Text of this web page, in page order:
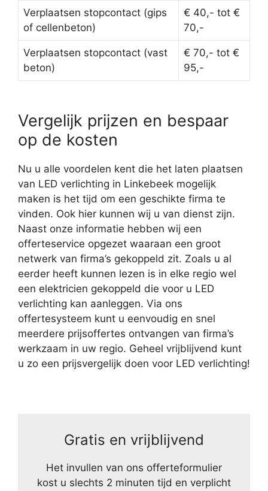
Verplaatsen stopcontact (gips
of cellenbeton)
€ 40,- tot €
70,-
Verplaatsen stopcontact (vast
beton)
€ 70,- tot €
95,-
Vergelijk prijzen en bespaar
op de kosten
Nu u alle voordelen kent die het laten plaatsen
van LED verlichting in Linkebeek mogelijk
maken is het tijd om een geschikte firma te
vinden. Ook hier kunnen wij u van dienst zijn.
Naast onze informatie hebben wij een
offerteservice opgezet waaraan een groot
netwerk van firma’s gekoppeld zit. Zoals u al
eerder heeft kunnen lezen is in elke regio wel
een elektricien gekoppeld die voor u LED
verlichting kan aanleggen. Via ons
offertesysteem kunt u eenvoudig en snel
meerdere prijsoffertes ontvangen van firma’s
werkzaam in uw regio. Geheel vrijblijvend kunt
u zo een prijsvergelijk doen voor LED verlichting!
Gratis en vrijblijvend
Het invullen van ons offerteformulier
kost u slechts 2 minuten tijd en verplicht